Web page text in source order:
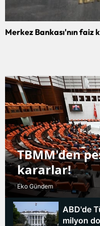
Merkez Bankası'nın faiz
TBMM'den
kararlar!
Eko Gündem
ABD'de
milyon